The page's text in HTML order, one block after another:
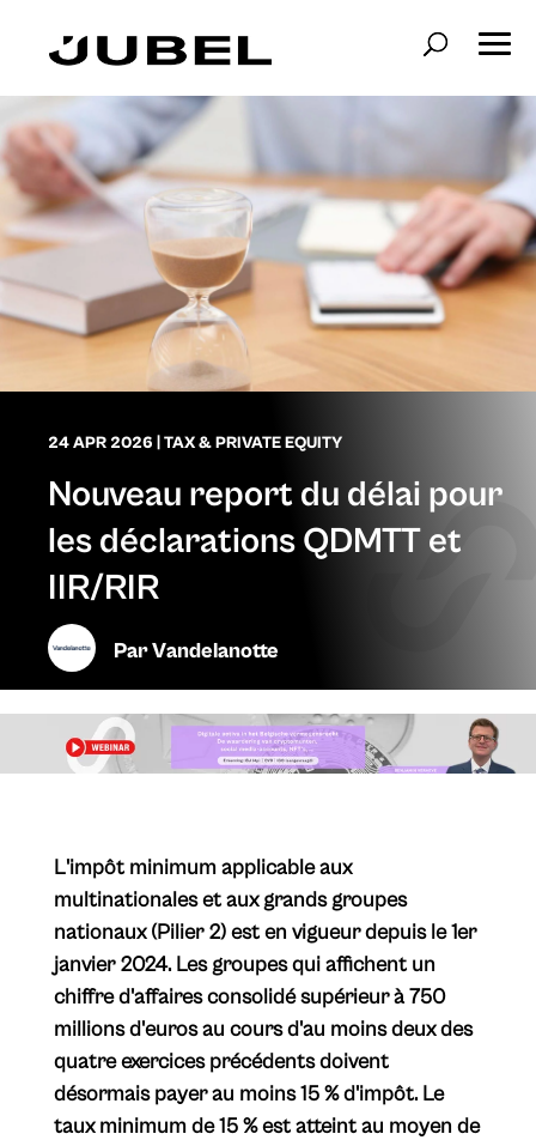
24 APR 2026 TAX & PRIVATE EQUITY
Nouveau report du délai pour
les déclarations QDMTT et
IIR/RIR
ParVandelanotte
​L'impôt minimum applicable aux
multinationales et aux grands groupes
nationaux (Pilier 2) est en vigueur depuis le 1er
janvier 2024. Les groupes qui affichent un
chiffre d'affaires consolidé supérieur à 750
millions d'euros au cours d'au moins deux des
quatre exercices précédents doivent
désormais payer au moins 15 % d'impôt. Le
taux minimum de 15 % est atteint au moyen de